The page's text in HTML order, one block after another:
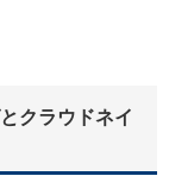
クラウドネイ